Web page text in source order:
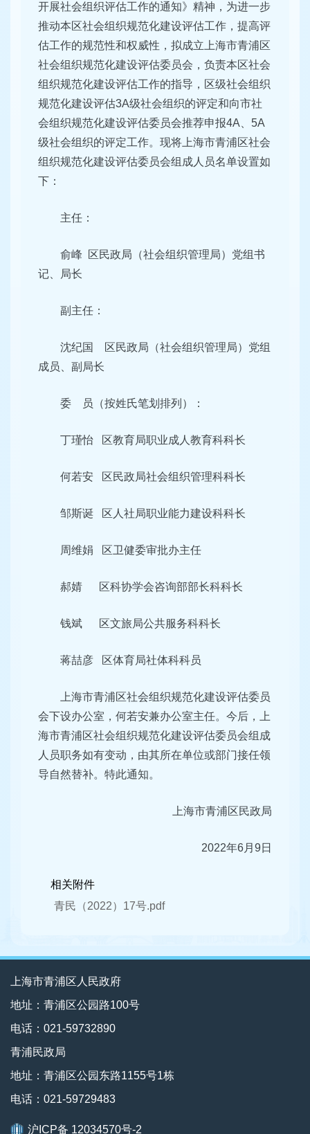
开展社会组织评估工作的通知》精神，为进一步
推动本区社会组织规范化建设评估工作，提高评
估工作的规范性和权威性，拟成立上海市青浦区
社会组织规范化建设评估委员会，负责本区社会
组织规范化建设评估工作的指导，区级社会组织
规范化建设评估3A级社会组织的评定和向市社
会组织规范化建设评估委员会推荐申报4A、5A
级社会组织的评定工作。现将上海市青浦区社会
组织规范化建设评估委员会组成人员名单设置如
下：
主任：
俞峰 区民政局（社会组织管理局）党组书
记、局长
副主任：
沈纪国 区民政局（社会组织管理局）党组
成员、副局长
委 员（按姓氏笔划排列）：
丁瑾怡 区教育局职业成人教育科科长
何若安 区民政局社会组织管理科科长
邹斯诞 区人社局职业能力建设科科长
周维娟 区卫健委审批办主任
郝婧 区科协学会咨询部部长科科长
钱斌 区文旅局公共服务科科长
蒋喆彦 区体育局社体科科员
上海市青浦区社会组织规范化建设评估委员
会下设办公室，何若安兼办公室主任。今后，上
海市青浦区社会组织规范化建设评估委员会组成
人员职务如有变动，由其所在单位或部门接任领
导自然替补。特此通知。
上海市青浦区民政局
2022年6月9日
相关附件
青民（2022）17号.pdf
上海市青浦区人民政府
地址：青浦区公园路100号
电话：021-59732890
青浦民政局
地址：青浦区公园东路1155号1栋
电话：021-59729483
沪ICP备 12034570号-2